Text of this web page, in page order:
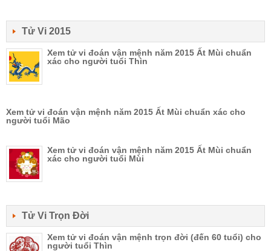
Tử Vi 2015
Xem tử vi đoán vận mệnh năm 2015 Ất Mùi chuẩn
xác cho người tuổi Thìn
Xem tử vi đoán vận mệnh năm 2015 Ất Mùi chuẩn xác cho
người tuổi Mão
Xem tử vi đoán vận mệnh năm 2015 Ất Mùi chuẩn
xác cho người tuổi Mùi
Tử Vi Trọn Đời
Xem tử vi đoán vận mệnh trọn đời (đến 60 tuổi) cho
người tuổi Thìn